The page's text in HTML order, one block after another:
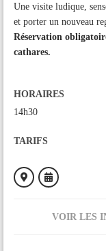
Une visite ludique,
et porter un nouveau
Réservation
cathares.
HORAIRES
14h30
TARIFS
VOIR LES